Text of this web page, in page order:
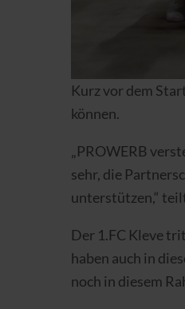
Kurz vor dem
können.
„PROWERB
sehr, die
unterstützen,“
Der 1.FC Kleve
haben auch in
noch in diesem